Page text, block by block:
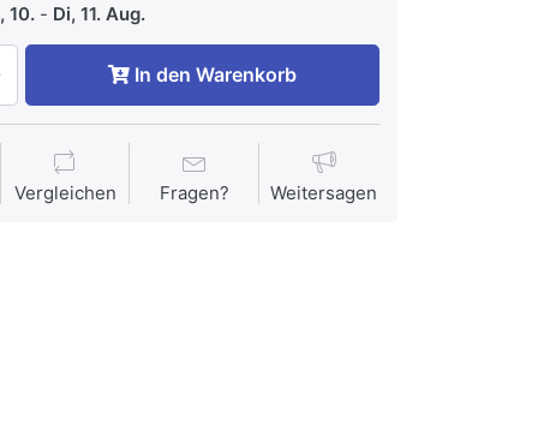
10.- Di, 11. Aug.
In den Warenkorb
Vergleichen Fragen? Weitersagen